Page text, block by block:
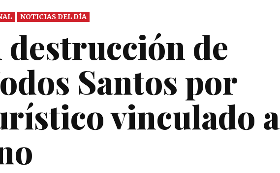
NOTICIAS DEL DÍA
de
Santos por
vinculado a